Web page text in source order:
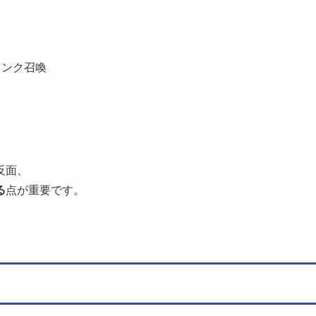
ク召喚
、
点が重要です。